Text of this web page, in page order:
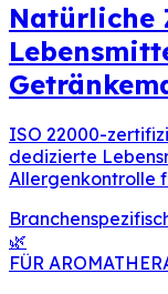
Natürliche
ISO 22000-
dedizierte
Allergenkontrolle
🌿
FÜR